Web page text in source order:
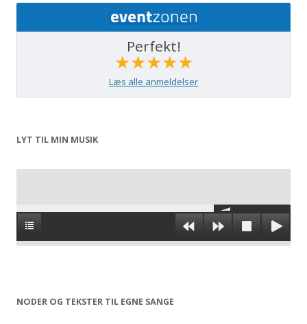
Perfekt!
★★★★★
Læs alle anmeldelser
LYT TIL MIN MUSIK
NODER OG TEKSTER TIL EGNE SANGE